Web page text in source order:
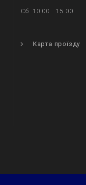
Сб: 10:00 - 15:00
Карта проїзду